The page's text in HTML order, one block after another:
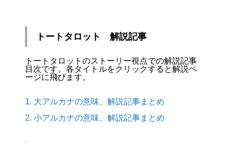
トートタロット 解説記事
トートタロットのストーリー視点での解説記事
目次です。各タイトルをクリックすると解説ペ
ージに飛びます。
1. 大アルカナの意味、解説記事まとめ
2. 小アルカナの意味、解説記事まとめ